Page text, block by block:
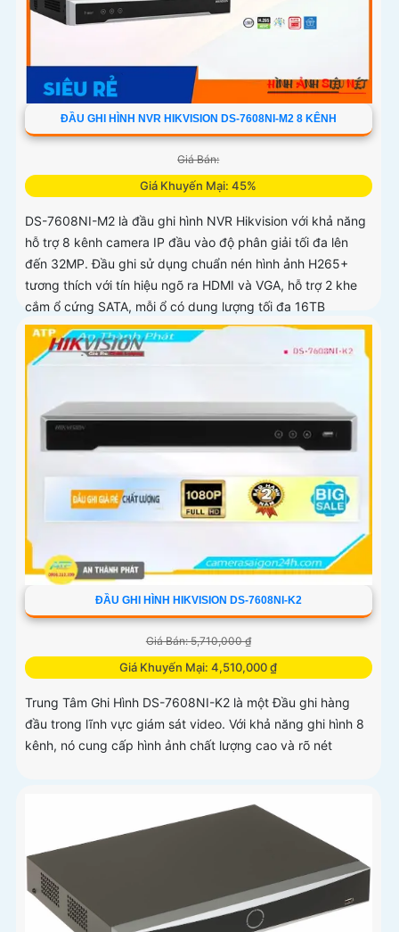
ĐẦU GHI HÌNH NVR HIKVISION DS-7608NI-M2 8 KÊNH
Giá Bán:
Giá Khuyến Mại: 45%
DS-7608NI-M2 là đầu ghi hình NVR Hikvision với khả năng
hỗ trợ 8 kênh camera IP đầu vào độ phân giải tối đa lên
đến 32MP. Đầu ghi sử dụng chuẩn nén hình ảnh H265+
tương thích với tín hiệu ngõ ra HDMI và VGA, hỗ trợ 2 khe
cắm ổ cứng SATA, mỗi ổ có dung lượng tối đa 16TB
ĐẦU GHI HÌNH HIKVISION DS-7608NI-K2
Giá Bán: 5,710,000 ₫
Giá Khuyến Mại: 4,510,000 ₫
Trung Tâm Ghi Hình DS-7608NI-K2 là một Đầu ghi hàng
đầu trong lĩnh vực giám sát video. Với khả năng ghi hình 8
kênh, nó cung cấp hình ảnh chất lượng cao và rõ nét